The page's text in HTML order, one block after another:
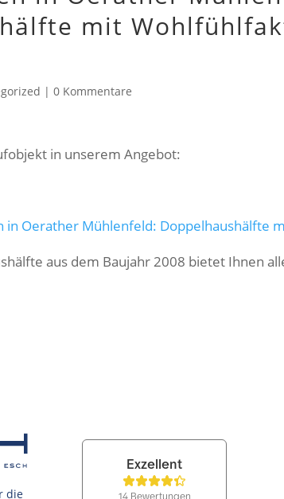
mit
|0 Kommentare
in unserem Angebot:
in Oerather Mühlenfeld: Doppelhaushälfte
aus dem Baujahr 2008 bietet Ihnen
die